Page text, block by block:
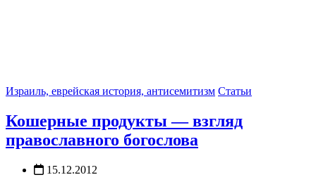
Израиль, еврейская история, антисемитизм Статьи
Кошерные продукты — взгляд
православного богослова
15.12.2012